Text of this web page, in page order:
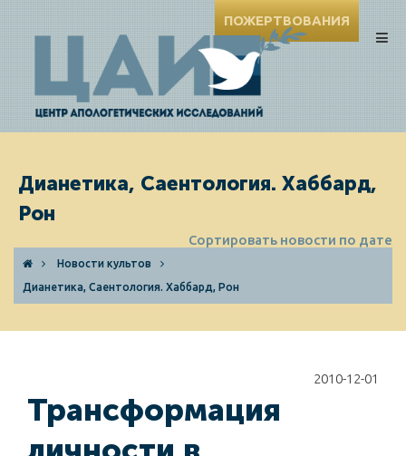
ПОЖЕРТВОВАНИЯ
Дианетика, Саентология. Хаббард,
Рон
Сортировать новости по дате
Новости культов
Дианетика, Саентология. Хаббард, Рон
2010-12-01
Трансформация